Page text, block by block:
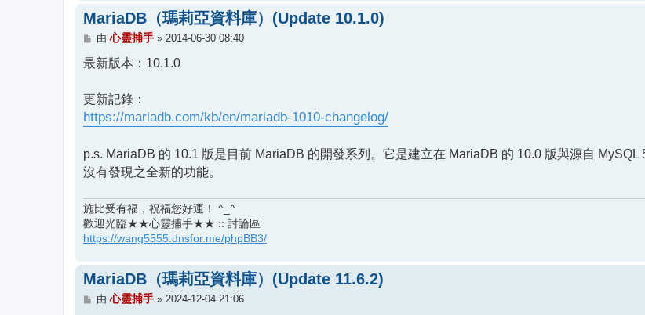
MariaDB（瑪莉亞資料庫）(Update 10.1.0)
文
由 心靈捕手» 2014-06-30 08:40
最新版本：10.1.0
更新記錄：
https://mariadb.com/kb/en/mariadb-1010-changelog/
p.s. MariaDB 的 10.1 版是目前 MariaDB 的開發系列。它是建立在 MariaDB 的 10.0 版與源自 MySQL
沒有發現之全新的功能。
施比受有福，祝福您好運！ ^_^
歡迎光臨★★心靈捕手★★ :: 討論區
https://wang5555.dnsfor.me/phpBB3/
MariaDB（瑪莉亞資料庫）(Update 11.6.2)
文
由 心靈捕手» 2024-12-04 21:06